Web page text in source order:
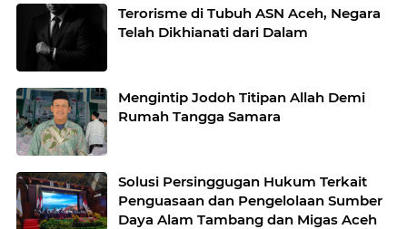
Terorisme di Tubuh ASN Aceh, Negara
Telah Dikhianati dari Dalam
Mengintip Jodoh Titipan Allah Demi
Rumah Tangga Samara
Solusi Persinggugan Hukum Terkait
Penguasaan dan Pengelolaan Sumber
Daya Alam Tambang dan Migas Aceh